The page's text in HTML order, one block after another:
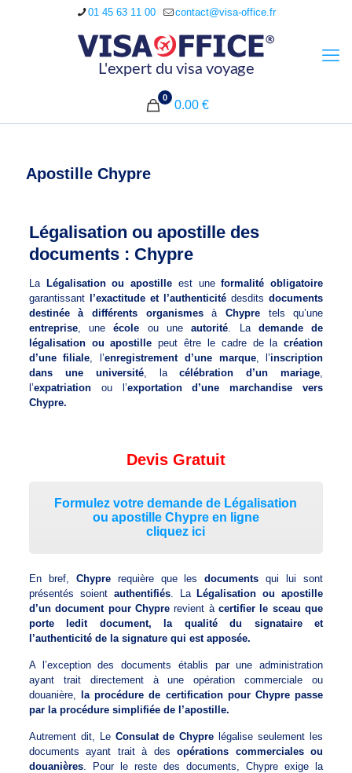
01 45 63 11 00 contact@visa-office.fr
0
0.00 €
Apostille Chypre
Légalisation ou apostille des
documents : Chypre
La Légalisation ou apostille est uneformalité obligatoire
garantissant
l’exactitude et l’authenticité desditsdocuments
destinée à différents organismesà Chypretels qu’une
entreprise, uneécole ou uneautorité . La demande de
légalisation ou apostille peut être le cadre de lacréation
d’une filiale , l’enregistrement d’une marque, l’inscription
dans une université, lacélébration d’un mariage
l’expatriationou l’exportation d’une marchandise vers
Chypre.
Devis Gratuit
Formulez votre demande de Légalisation
ou apostille Chypre en ligne
cliquez ici
En bref, Chyprerequière que lesdocumentsqui lui sont
présentés soient authentifiés. La Légalisation ou apostille
d’un document pour Chyprerevient àcertifier le sceau que
porte ledit document, la qualité du signataire et
l’authenticité de la signature qui est apposée.
A l’exception des documents établis par une administration
ayant trait directement à une opération commerciale ou
douanière,
la procédure de certification pour Chypre passe
par la procédure simplifiée de l’apostille.
Autrement dit, Le Consulat de Chypre légalise seulement les
documents ayant trait à desopérations commerciales ou
douanières. Pour le reste des documents, Chypre exige la